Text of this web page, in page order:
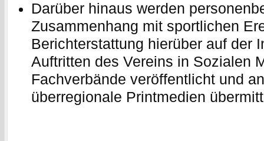
Darüber hinaus werden
Zusammenhang mit sportlichen
Berichterstattung hierüber auf der
Auftritten des Vereins in Sozialen
Fachverbände veröffentlicht und
überregionale Printmedien